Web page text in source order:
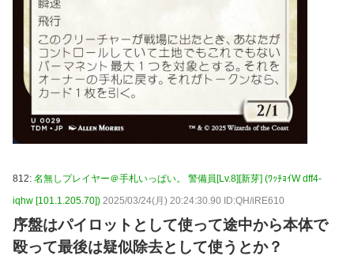
812: 名無しプレイヤー＠手札いっぱい。 警備員[Lv.8][新芽] (ﾜｯﾁｮｲW dff4-
iqhw [101.1.205.70]) 2025/03/24(月) 20:24:30.90 ID:QH/iRE610
序盤はパイロットとして使って途中から本体で
殴って最後は疑似除去として使うとか？